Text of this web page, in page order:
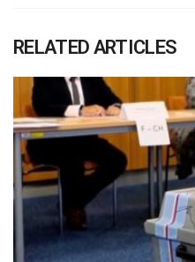
RELATED ARTICLES